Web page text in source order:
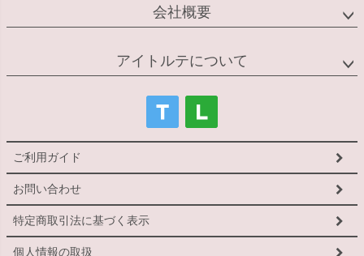
会社概要
アイトルテについて
ご利用ガイド
お問い合わせ
特定商取引法に基づく表示
個人情報の取扱